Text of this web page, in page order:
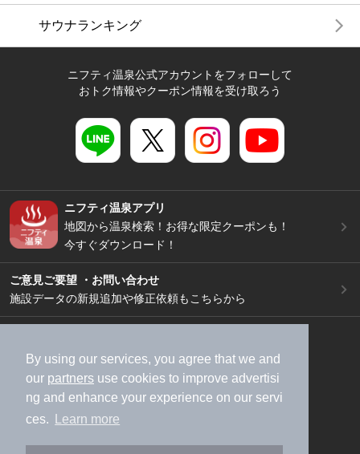
By using our services, you agree that we and
our partners use cookies to improve advertisi
ng and enhance your experience on our servi
ces.
Learn more
サウナランキング
ニフティ温泉公式アカウントをフォローして
おトク情報やクーポン情報を受け取ろう
ニフティ温泉アプリ
地図から温泉検索！お得な限定クーポンも！
今すぐダウンロード！
ご意見ご要望 ・お問い合わせ
施設データの新規追加や修正依頼もこちらから
加盟店募集（資料請求）
広告出稿のご案内
利用規約
ライフスタイルMEMBERS+規約
特定商取引法に基づく表記
ヘルプ
採用情報
運営会社